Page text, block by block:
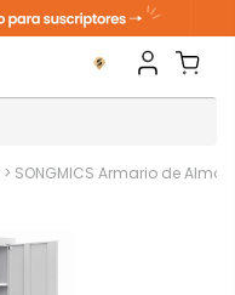
> SONGMICS Armario de